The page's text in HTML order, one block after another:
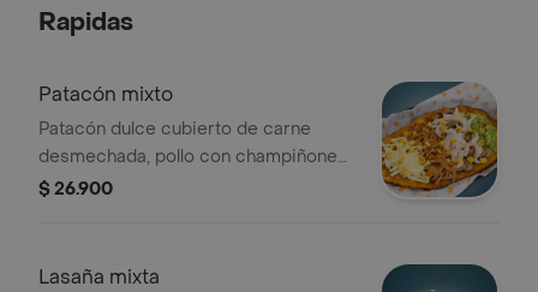
Rapidas
Patacón mixto
Patacón dulce cubierto de carne
desmechada, pollo con champiñones,
queso, guacamole y maiz tierno.
$ 26.900
Lasaña mixta